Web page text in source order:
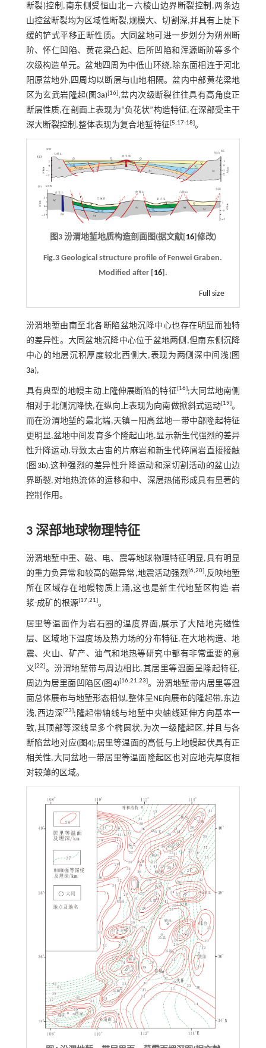
断裂)控制,南东侧受恒山北—六棱山边界断裂控制,两条边
山控盆断裂均为区域性断裂,规模大、切割深,并具有上陡下
缓的铲式平移正断性质。大同盆地可进一步划分为朔州断
阶、怀仁凹陷、黄花梁凸起、后所凹陷和浑源断阶等多个
次级构造单元。盆地四周为中低山环绕,除东面相连于河北
阳原盆地外,四周均以断层与山地相隔。盆内中部黄花梁地
区为玄武岩隆起( 图3a)[16],盆内次级断裂往往具有高角度正
断层性质,在剖面上表现为“负花状”构造特征,在深部受主干
深大断裂控制,整体表现为复合地堑特征[5,17-18]。
图3 汾渭地堑地质构造剖面图(据文献[16]修改)
Fig.3 Geological structure profile of Fenwei Graben.
Modified after [16].
Full size
汾渭地堑由南至北各断陷盆地沉降中心也存在明显而独特
的差异性。大同盆地沉降中心位于盆地两侧,但南东侧沉降
中心的地层沉积厚度较北西侧大,表现为两侧深中间浅(图
3a),
具有典型的地幔主动上隆伸展断陷的特征 16] ;大同盆地南侧
相对于北侧沉降快,在纵向上表现为向南做掀斜式运动 19 。
而在汾渭地堑的最北端,天镇—阳高盆地一带中部隆起特征
更明显,盆地中间发育多个隆起山地,显示新生代强烈的差异
性升降运动,导致太古宙的片麻岩和新生代碎屑岩直接接触
(图3b),这种强烈的差异性升降运动和深切割活动的盆山边
界断裂,对地热流体的运移和中、深层热储形成具有显著的
控制作用。
3 深部地球物理特征
汾渭地堑中重、磁、电、震等地球物理特征明显,具有明显
的重力负异常和较高的磁异常,地震活动强烈 6,20] ,反映地堑
所在区域存在地幔物质上涌,这也是新生代地堑区构造-岩
浆-成矿的根源[ 17,21 。
居里等温面作为岩石圈的温度界面,展示了大陆地壳磁性
层、区域地下温度场及热力场的分布特征,在大地构造、地
震、火山、矿产、油气和地热等研究中都有非常重要的意
义 [22 。汾渭地堑带与周边相比,其居里等温面呈隆起特征,
周边为居里面凹陷区(图4)[ 16,21,23 。汾渭地堑带内居里等温
面总体展布与地堑形态相似,整体呈NE向展布的隆起带,东边
浅,西边深 [23 ;隆起带轴线与地堑中央轴线延伸方向基本一
致,其顶部等深线呈多个椭圆状,为次一级隆起区,并且与各
断陷盆地对应(图4);居里等温面的高低与上地幔起伏具有正
相关性,大同盆地一带居里等温面隆起区也对应地壳厚度相
对较薄的区域。